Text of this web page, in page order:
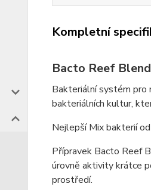
Kompletní
Bacto Reef
Bakteriální systém pro
bakteriálních kultur,
Nejlepší Mix bakterií
Přípravek Bacto Reef
úrovně aktivity krátce
prostředí.